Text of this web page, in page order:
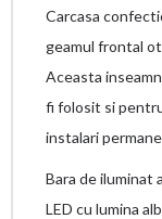
Carcasa
geamul frontal
Aceasta
fi folosit si
instalari
Bara de iluminat
LED cu lumina